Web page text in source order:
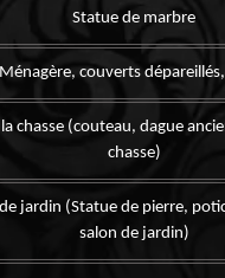
Statue de marbre
couverts
chasse (couteau, dague
chasse)
jardin (Statue de pierre,
salon de jardin)